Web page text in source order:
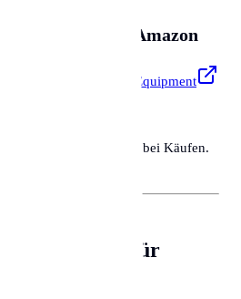
auf Amazon
Profi-Werkzeug & Equipment
eine kleine Provision bei Käufen.
in
Tipps für